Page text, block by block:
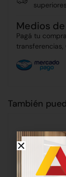
Medios
Pagá tu
transferencias,
También